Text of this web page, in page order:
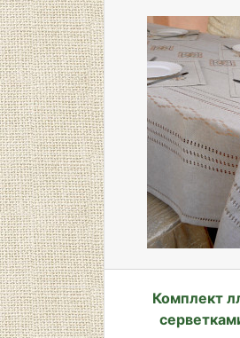
Комплект